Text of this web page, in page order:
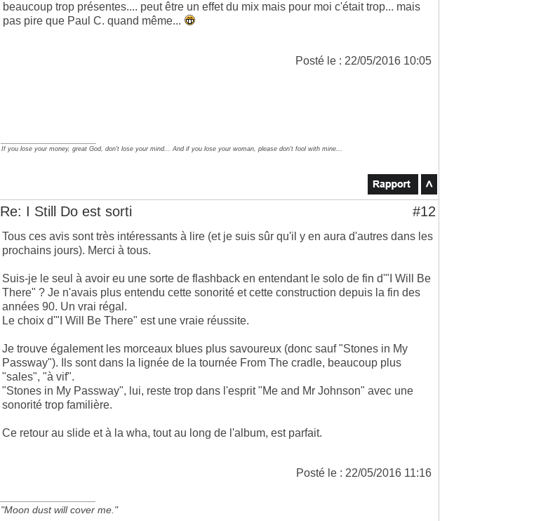
beaucoup trop présentes.... peut être un effet du mix mais pour moi c'était trop... mais
pas pire que Paul C. quand même...
Posté le : 22/05/2016 10:05
If you lose your money, great God, don't lose your mind... And if you lose your woman, please don't fool with mine...
Re: I Still Do est sorti #12
Tous ces avis sont très intéressants à lire (et je suis sûr qu'il y en aura d'autres dans les
prochains jours). Merci à tous.
Suis-je le seul à avoir eu une sorte de flashback en entendant le solo de fin d'"I Will Be
There" ? Je n'avais plus entendu cette sonorité et cette construction depuis la fin des
années 90. Un vrai régal.
Le choix d'"I Will Be There" est une vraie réussite.
Je trouve également les morceaux blues plus savoureux (donc sauf "Stones in My
Passway"). Ils sont dans la lignée de la tournée From The cradle, beaucoup plus
"sales", "à vif".
"Stones in My Passway", lui, reste trop dans l'esprit "Me and Mr Johnson" avec une
sonorité trop familière.
Ce retour au slide et à la wha, tout au long de l'album, est parfait.
Posté le : 22/05/2016 11:16
"Moon dust will cover me."